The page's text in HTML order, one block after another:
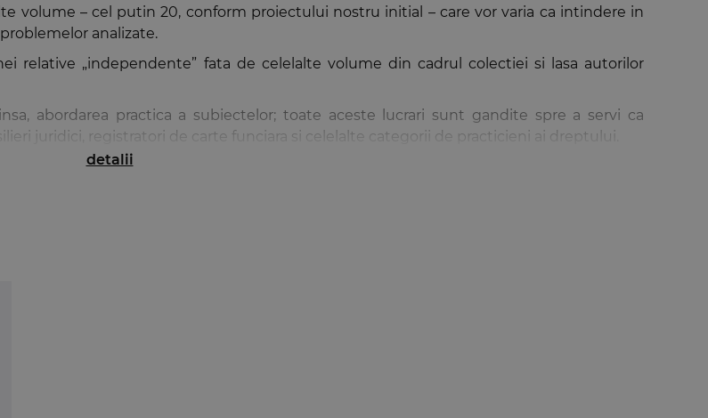
volume – cel putin 20, conform proiectului nostru initial – care vor varia ca intindere in
analizate.
relative „independente” fata de celelalte volume din cadrul colectiei si lasa autorilor
abordarea practica a subiectelor; toate aceste lucrari sunt gandite spre a servi ca
juridici, registratori de carte funciara si celelalte categorii de practicieni ai dreptului.
si o curajoasa aplicare a acesteia pot conduce la respectarea principiului securitatii juridice si la
detalii